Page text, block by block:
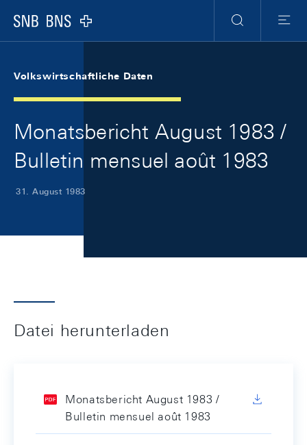
Logo
Suche
Menu
Volkswirtschaftliche Daten
Monatsbericht August 1983 /
Bulletin mensuel août 1983
31. August 1983
Datei herunterladen
Monatsbericht August 1983 /
Bulletin mensuel août 1983